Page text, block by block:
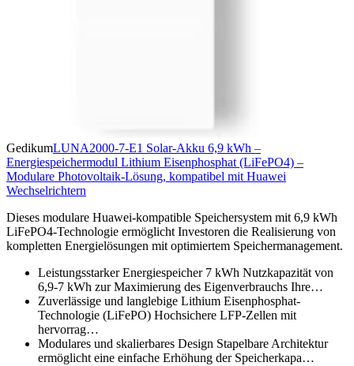
GedikumLUNA2000-7-E1 Solar-Akku 6,9 kWh –
Energiespeichermodul Lithium Eisenphosphat (LiFePO4) –
Modulare Photovoltaik-Lösung, kompatibel mit Huawei
Wechselrichtern
Dieses modulare Huawei-kompatible Speichersystem mit 6,9 kWh
LiFePO4-Technologie ermöglicht Investoren die Realisierung von
kompletten Energielösungen mit optimiertem Speichermanagement.
Leistungsstarker Energiespeicher 7 kWh Nutzkapazität von
6,9-7 kWh zur Maximierung des Eigenverbrauchs Ihre…
Zuverlässige und langlebige Lithium Eisenphosphat-
Technologie (LiFePO) Hochsichere LFP-Zellen mit
hervorrag…
Modulares und skalierbares Design Stapelbare Architektur
ermöglicht eine einfache Erhöhung der Speicherkapa…